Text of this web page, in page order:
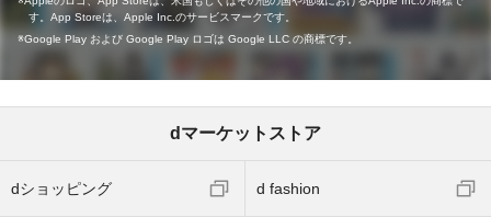
す。App Storeは、Apple Inc.のサービスマークです。
Google Play および Google Play ロゴは Google LLC の商標です。
dマーケットストア
dショッピング d fashion